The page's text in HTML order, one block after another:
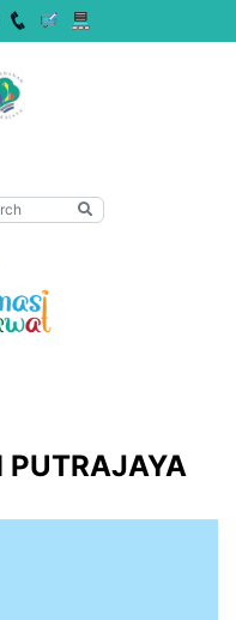
PUTRAJAYA